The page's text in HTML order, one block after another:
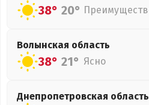
38° 20°
Волынская область
38° 21° Ясно
Днепропетровская область